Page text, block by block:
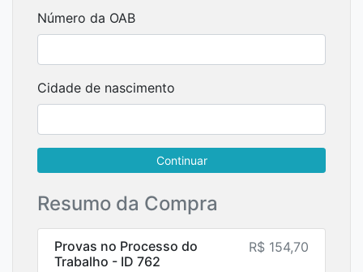
Número da OAB
Cidade de nascimento
Continuar
Resumo da Compra
Provas no Processo do
Trabalho - ID 762
R$ 154,70